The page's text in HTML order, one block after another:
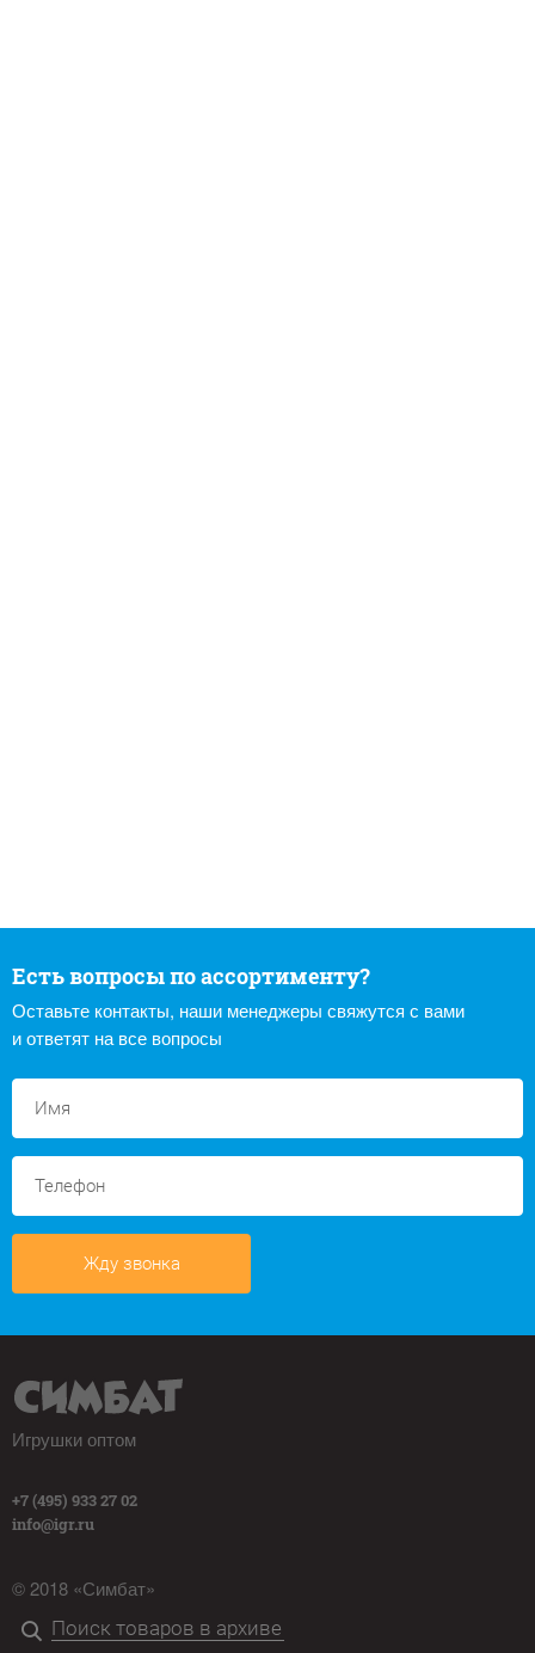
Есть вопросы по ассортименту?
Оставьте контакты, наши менеджеры свяжутся с вами
и ответят на все вопросы
Жду звонка
Игрушки оптом
+7 (495) 933 27 02
info@igr.ru
© 2018 «Симбат»